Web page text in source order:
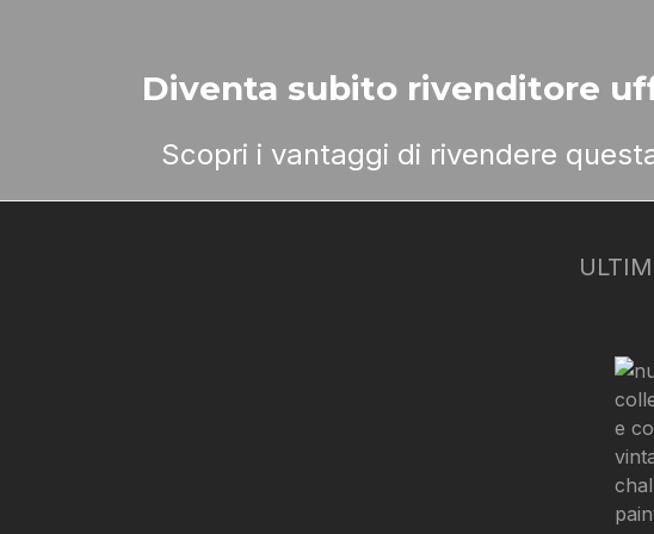
Diventa subito rivenditore
Scopri i vantaggi di rivendere